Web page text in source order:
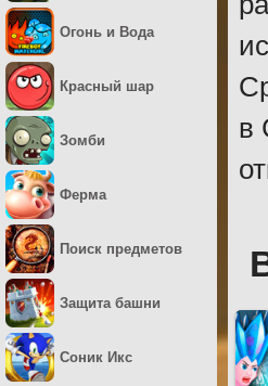
в
Огонь и Вода
Красный шар
Зомби
Ферма
Поиск предметов
Защита башни
Соник Икс